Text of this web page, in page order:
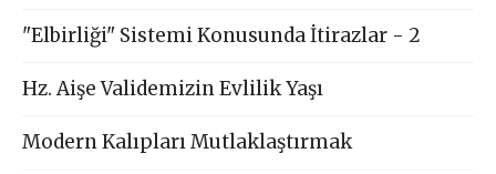
"Elbirliği" Sistemi Konusunda İtirazlar - 2
Hz. Aişe Validemizin Evlilik Yaşı
Modern Kalıpları Mutlaklaştırmak